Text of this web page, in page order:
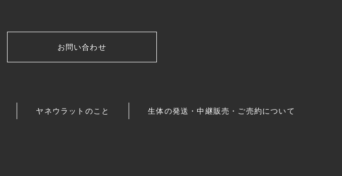
お問い合わせ
ヤネウラットのこと 生体の発送・中継販売・ご売約について